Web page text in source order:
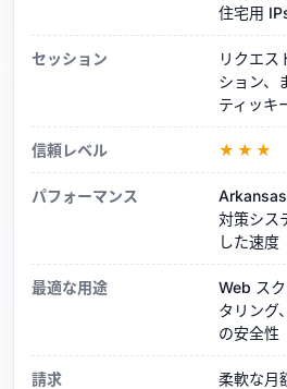
住宅用
セッション
リクエス
ション、
ティッキ
信頼レベル ★★★
パフォーマンス
対策シス
した速度
最適な用途
Web ス
タリング
の安全性
請求
柔軟な月